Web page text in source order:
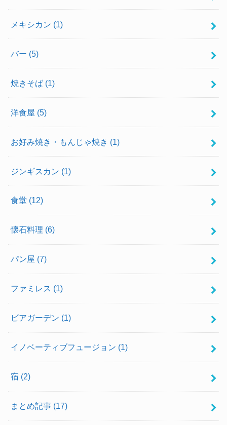
メキシカン (1)
バー (5)
焼きそば (1)
洋食屋 (5)
お好み焼き・もんじゃ焼き (1)
ジンギスカン (1)
食堂 (12)
懐石料理 (6)
パン屋 (7)
ファミレス (1)
ビアガーデン (1)
イノベーティブフュージョン (1)
宿 (2)
まとめ記事 (17)